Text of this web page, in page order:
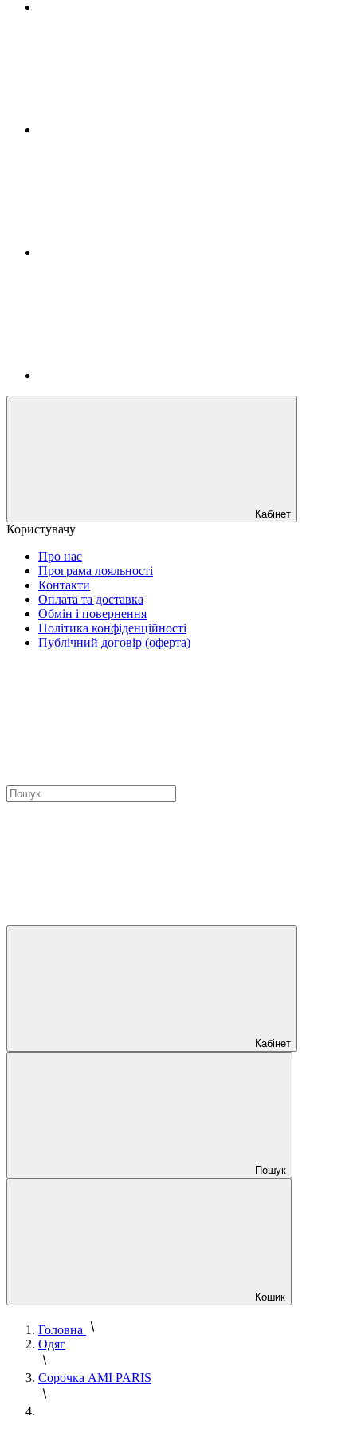
Кабінет
Користувачу
Про нас
Програма лояльності
Контакти
Оплата та доставка
Обмін і повернення
Політика конфіденційності
Публічний договір (оферта)
Кабінет
Пошук
Кошик
Головна
Одяг
Сорочка AMI PARIS